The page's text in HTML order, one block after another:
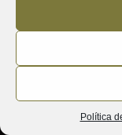
Política